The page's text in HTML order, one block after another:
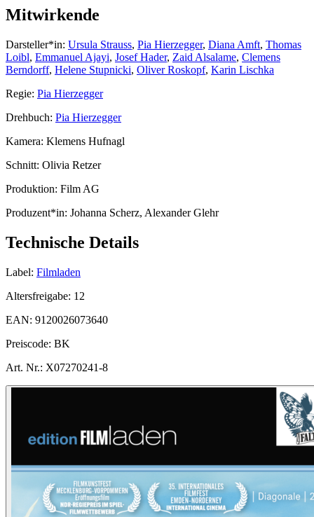
Mitwirkende
Darsteller*in: Ursula Strauss, Pia Hierzegger, Diana Amft, Thomas
Loibl, Emmanuel Ajayi, Josef Hader, Zaid Alsalame, Clemens
Berndorff, Helene Stupnicki, Oliver Roskopf, Karin Lischka
Regie: Pia Hierzegger
Drehbuch: Pia Hierzegger
Kamera: Klemens Hufnagl
Schnitt: Olivia Retzer
Produktion: Film AG
Produzent*in: Johanna Scherz, Alexander Glehr
Technische Details
Label: Filmladen
Altersfreigabe: 12
EAN: 9120026073640
Preiscode: BK
Art. Nr.: X07270241-8